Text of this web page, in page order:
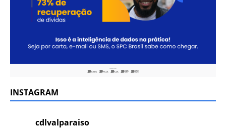
INSTAGRAM
cdlvalparaiso